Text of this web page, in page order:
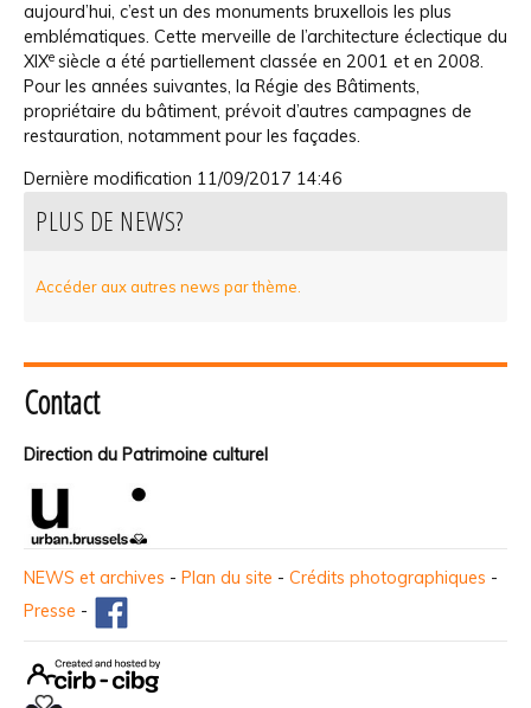
aujourd’hui, c’est un des monuments bruxellois les plus
emblématiques. Cette merveille de l’architecture éclectique du
XIXe siècle a été partiellement classée en 2001 et en 2008.
Pour les années suivantes, la Régie des Bâtiments,
propriétaire du bâtiment, prévoit d’autres campagnes de
restauration, notamment pour les façades.
Dernière modification 11/09/2017 14:46
PLUS DE NEWS?
Accéder aux autres news par thème.
Contact
Direction du Patrimoine culturel
NEWS et archives - Plan du site - Crédits photographiques -
Presse -